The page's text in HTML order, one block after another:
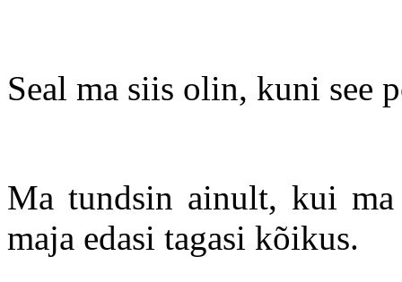
Seal ma siis olin, kuni see
Ma tundsin ainult, kui ma
maja edasi tagasi kõikus.